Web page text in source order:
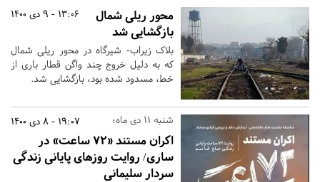
13:06 - 9 دی 1400
محور ریلی شمال
بازگشایی شد
بلاک زیراب- شیرگاه در محور ریلی شمال
که به دلیل خروج چند واگن قطار باری از
خط، مسدود شده بود، بازگشایی شد.
19:07 - 8 دی 1400 شنبه 11 دی ماه؛
اکران مستند «72 ساعت» در
ساری/ روایت روزهای پایانی زندگی
سردار سلیمانی